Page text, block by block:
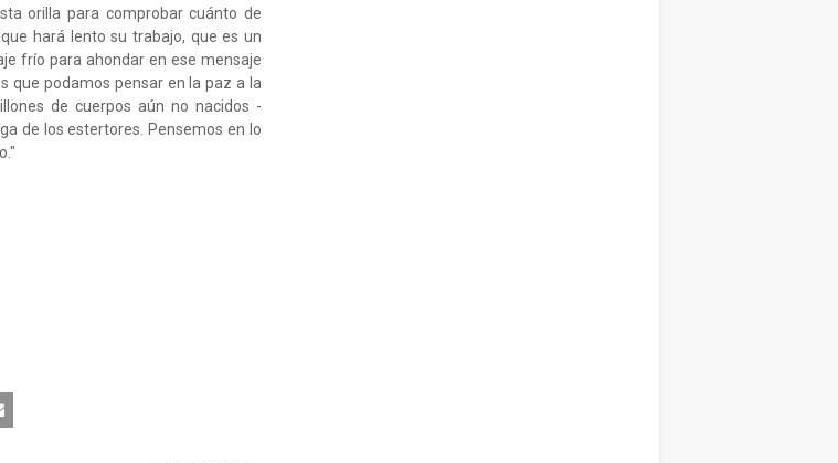
orilla para comprobar cuánto de
hará lento su trabajo, que es un
frío para ahondar en ese mensaje
que podamos pensar en la paz a la
de cuerpos aún no nacidos -
de los estertores. Pensemos en lo